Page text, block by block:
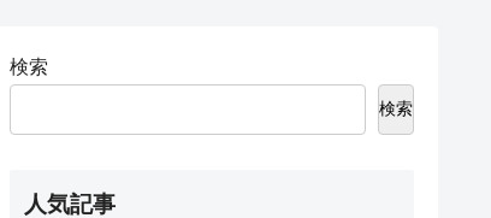
検索
検索
人気記事